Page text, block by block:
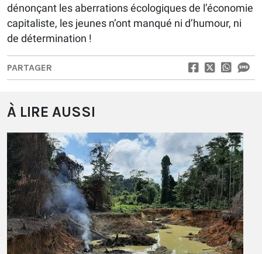
dénonçant les aberrations écologiques de l’économie
capitaliste, les jeunes n’ont manqué ni d’humour, ni
de détermination !
PARTAGER
À LIRE AUSSI